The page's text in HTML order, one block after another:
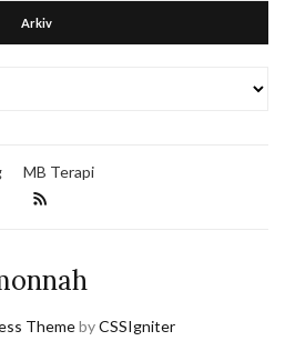
Arkiv
MB Terapi
ThemebyCSSIgniter